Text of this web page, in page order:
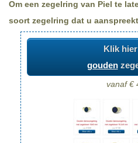
Om een zegelring van Piel te
soort zegelring dat u
Klik
gouden
vanaf €